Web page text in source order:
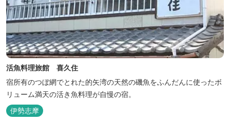
活魚料理旅館 喜久住
宿所有のつぼ網でとれた的矢湾の天然の磯魚をふんだんに使ったボ
リューム満天の活き魚料理が自慢の宿。
伊勢志摩